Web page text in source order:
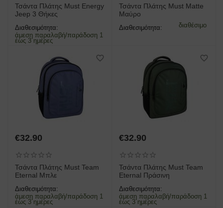
Τσάντα Πλάτης Must Energy
Jeep 3 Θήκες
Διαθεσιμότητα:
άμεση παραλαβή/παράδοση 1
έως 3 ημέρες
Τσάντα Πλάτης Must Matte
Μαύρο
Διαθεσιμότητα: διαθέσιμο
€32.90
Τσάντα Πλάτης Must Team
Eternal Μπλε
Διαθεσιμότητα:
άμεση παραλαβή/παράδοση 1
έως 3 ημέρες
€32.90
Τσάντα Πλάτης Must Team
Eternal Πράσινη
Διαθεσιμότητα:
άμεση παραλαβή/παράδοση 1
έως 3 ημέρες